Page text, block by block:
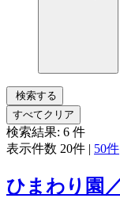
検索する
すべてクリア
検索結果: 6 件
表示件数 20件 | 50件
ひまわり園